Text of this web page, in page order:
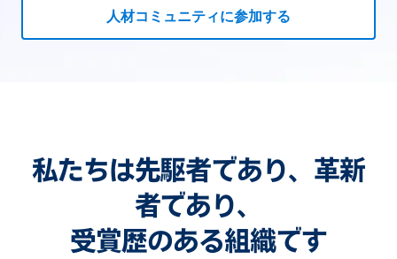
人材コミュニティに参加する
私たちは先駆者であり、革新
者であり、
受賞歴のある組織です